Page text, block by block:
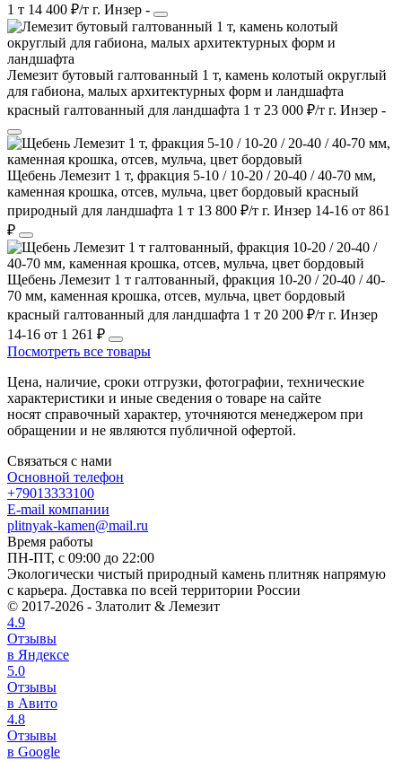
1 т 14 400 ₽/т г. Инзер -
Лемезит бутовый галтованный 1 т, камень колотый округлый
для габиона, малых архитектурных форм и ландшафта
красный галтованный для ландшафта 1 т 23 000 ₽/т г. Инзер -
Щебень Лемезит 1 т, фракция 5-10 / 10-20 / 20-40 / 40-70 мм,
каменная крошка, отсев, мульча, цвет бордовый красный
природный для ландшафта 1 т 13 800 ₽/т г. Инзер 14-16 от 861
₽
Щебень Лемезит 1 т галтованный, фракция 10-20 / 20-40 / 40-
70 мм, каменная крошка, отсев, мульча, цвет бордовый
красный галтованный для ландшафта 1 т 20 200 ₽/т г. Инзер
14-16 от 1 261 ₽
Посмотреть все товары
Цена, наличие, сроки отгрузки, фотографии, технические
характеристики и иные сведения о товаре на сайте
носят справочный характер, уточняются менеджером при
обращении и не являются публичной офертой.
Связаться с нами
Основной телефон
+79013333100
E-mail компании
plitnyak-kamen@mail.ru
Время работы
ПН-ПТ, с 09:00 до 22:00
Экологически чистый природный камень плитняк напрямую
с карьера. Доставка по всей территории России
© 2017-2026 - Златолит & Лемезит
4.9
Отзывы
в Яндексе
5.0
Отзывы
в Авито
4.8
Отзывы
в Google